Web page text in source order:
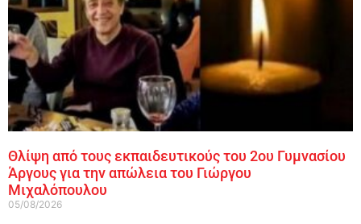
Θλίψη από τους εκπαιδευτικούς του 2ου Γυμνασίου
Άργους για την απώλεια του Γιώργου
Μιχαλόπουλου
05/08/2026